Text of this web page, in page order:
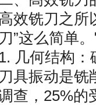
效铣刀之所
刀”这么简单
1. 几何结构
刀具振动是
查，25%的